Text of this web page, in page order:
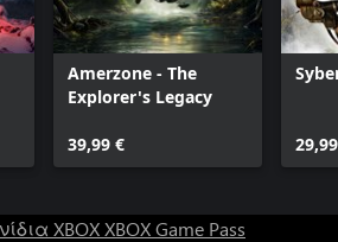
Amerzone - The
Explorer's Legacy
39,99 €
XBOXXBOX Game Pass